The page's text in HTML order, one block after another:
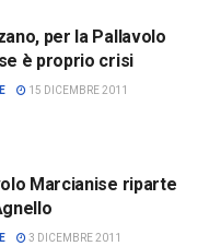
per la Pallavolo
è proprio crisi
15 DICEMBRE 2011
Marcianise riparte
3 DICEMBRE 2011